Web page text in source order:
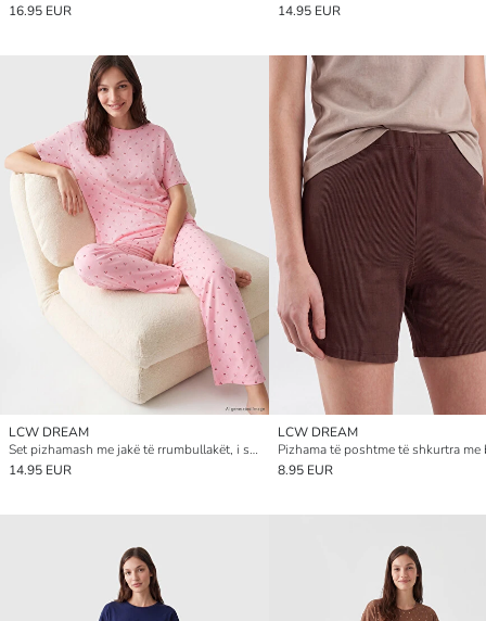
16.95 EUR
14.95 EUR
LCW DREAM
Set pizhamash me jakë të rrumbullakët, i stampuar me qershi, për gra
14.95 EUR
LCW DREAM
8.95 EUR